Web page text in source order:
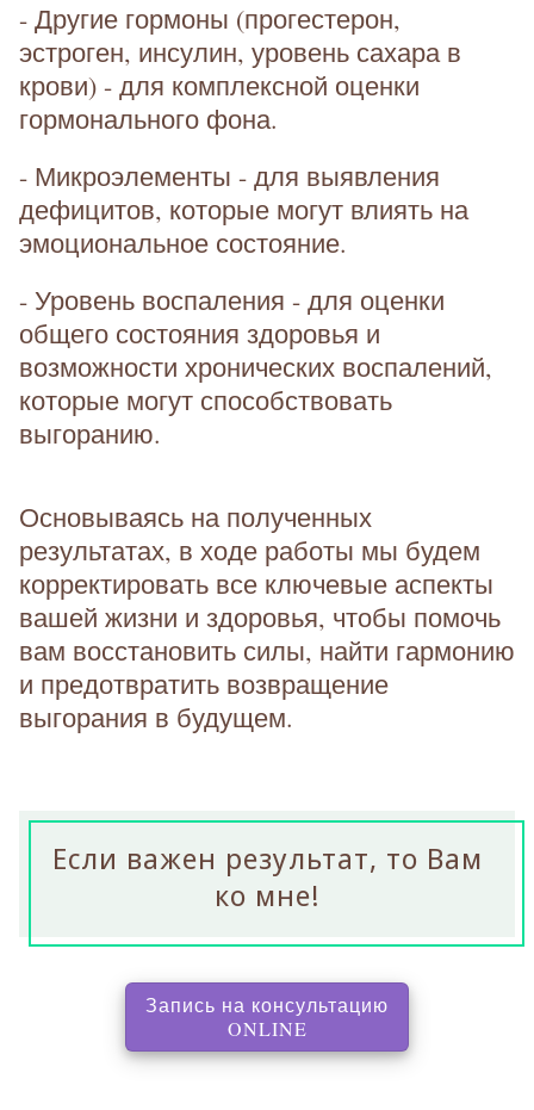
- Другие гормоны (прогестерон,
эстроген, инсулин, уровень сахара в
крови) - для комплексной оценки
гормонального фона.
- Микроэлементы - для выявления
дефицитов, которые могут влиять на
эмоциональное состояние.
- Уровень воспаления - для оценки
общего состояния здоровья и
возможности хронических воспалений,
которые могут способствовать
выгоранию.
Основываясь на полученных
результатах, в ходе работы мы будем
корректировать все ключевые аспекты
вашей жизни и здоровья, чтобы помочь
вам восстановить силы, найти гармонию
и предотвратить возвращение
выгорания в будущем.
Если важен результат, то Вам
ко мне!
Запись на консультацию
ONLINE, перенаправляет на